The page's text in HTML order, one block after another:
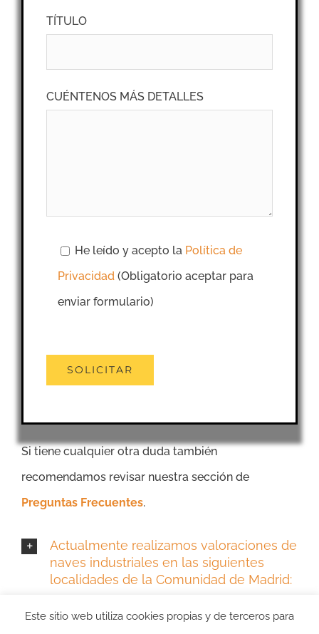
TÍTULO
CUÉNTENOS MÁS DETALLES
He leído y acepto la Política de
Privacidad (Obligatorio aceptar para
enviar formulario)
Si tiene cualquier otra duda también
recomendamos revisar nuestra sección de
Preguntas Frecuentes.
Actualmente realizamos valoraciones de
naves industriales en las siguientes
localidades de la Comunidad de Madrid:
Más información sobre Tasación de
Este sitio web utiliza cookies propias y de terceros para